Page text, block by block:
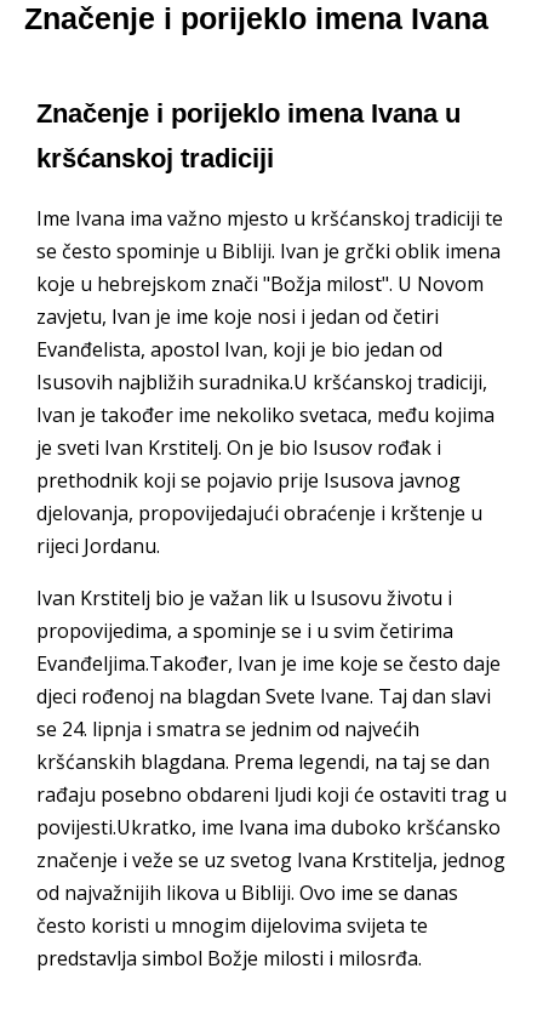
Značenje i porijeklo imena Ivana
Značenje i porijeklo imena Ivana u
kršćanskoj tradiciji
Ime Ivana ima važno mjesto u kršćanskoj tradiciji te
se često spominje u Bibliji. Ivan je grčki oblik imena
koje u hebrejskom znači "Božja milost". U Novom
zavjetu, Ivan je ime koje nosi i jedan od četiri
Evanđelista, apostol Ivan, koji je bio jedan od
Isusovih najbližih suradnika.U kršćanskoj tradiciji,
Ivan je također ime nekoliko svetaca, među kojima
je sveti Ivan Krstitelj. On je bio Isusov rođak i
prethodnik koji se pojavio prije Isusova javnog
djelovanja, propovijedajući obraćenje i krštenje u
rijeci Jordanu.
Ivan Krstitelj bio je važan lik u Isusovu životu i
propovijedima, a spominje se i u svim četirima
Evanđeljima.Također, Ivan je ime koje se često daje
djeci rođenoj na blagdan Svete Ivane. Taj dan slavi
se 24. lipnja i smatra se jednim od najvećih
kršćanskih blagdana. Prema legendi, na taj se dan
rađaju posebno obdareni ljudi koji će ostaviti trag u
povijesti.Ukratko, ime Ivana ima duboko kršćansko
značenje i veže se uz svetog Ivana Krstitelja, jednog
od najvažnijih likova u Bibliji. Ovo ime se danas
često koristi u mnogim dijelovima svijeta te
predstavlja simbol Božje milosti i milosrđa.